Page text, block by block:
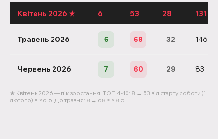
Квітень 2026 ★ 6 53 28 131
Травень 2026 6 68 32 146
Червень 2026 7 60 29 83
★ Квітень 2026 — пік зростання. ТОП 4-10: 8 → 53 від старту роботи (1
лютого) = ×6.6. До травня: 8 → 68 = ×8.5